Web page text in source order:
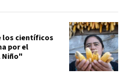
los científicos
por el
Niño"